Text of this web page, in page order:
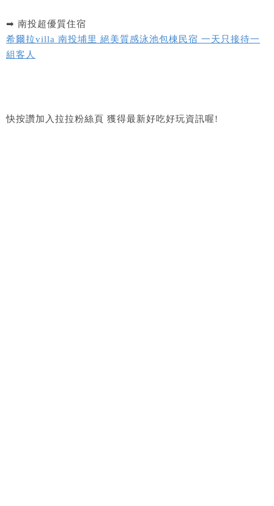
➡ 南投超優質住宿
希爾拉villa 南投埔里 絕美質感泳池包棟民宿 一天只接待一
組客人
快按讚加入拉拉粉絲頁 獲得最新好吃好玩資訊喔!